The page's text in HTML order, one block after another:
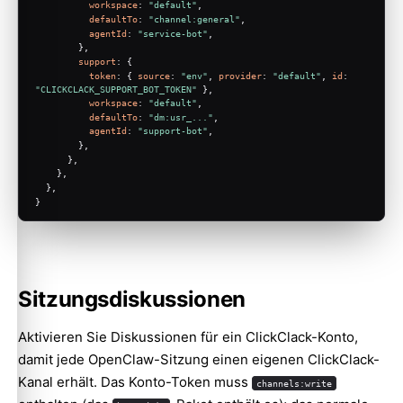
workspace: "default"
defaultTo: "channel:general"
agentId : "service-bot"
        },
support : {
token: { source: "env" provider: "default" id
"CLICKCLACK_SUPPORT_BOT_TOKEN" },
workspace: "default"
defaultTo: "dm:usr_..."
agentId : "support-bot"
        },
      },
    },
  },
}
Sitzungsdiskussionen
Aktivieren Sie Diskussionen für ein ClickClack-Konto,
damit jede OpenClaw-Sitzung einen eigenen ClickClack-
Kanal erhält. Das Konto-Token muss
channels:write